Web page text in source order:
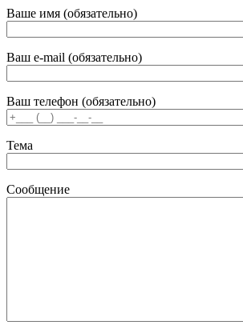
Ваше имя (обязательно)
Ваш e-mail (обязательно)
Ваш телефон (обязательно)
Тема
Сообщение